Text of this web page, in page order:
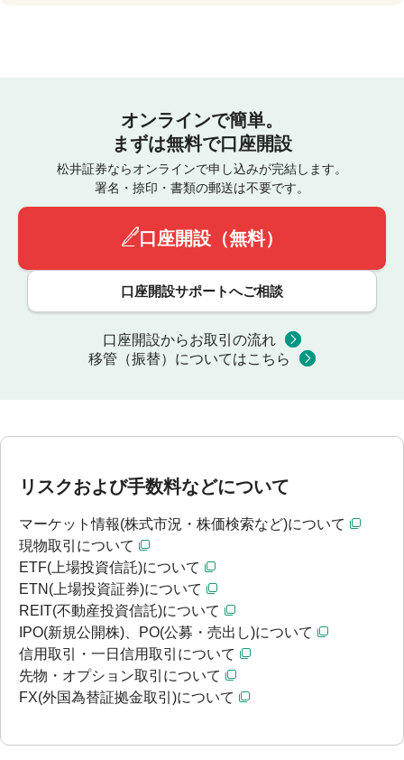
オンラインで簡単。
まずは無料で口座開設
松井証券ならオンラインで申し込みが完結します。
署名・捺印・書類の郵送は不要です。
口座開設（無料）
口座開設サポートへご相談
口座開設からお取引の流れ
移管（振替）についてはこちら
リスクおよび手数料などについて
マーケット情報(株式市況・株価検索など)について
現物取引について
ETF(上場投資信託)について
ETN(上場投資証券)について
REIT(不動産投資信託)について
IPO(新規公開株)、PO(公募・売出し)について
信用取引・一日信用取引について
先物・オプション取引について
FX(外国為替証拠金取引)について